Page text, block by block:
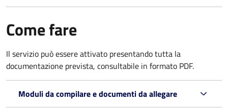
Come fare
Il servizio può essere attivato presentando tutta la
documentazione prevista, consultabile in formato PDF.
Moduli da compilare e documenti da allegare